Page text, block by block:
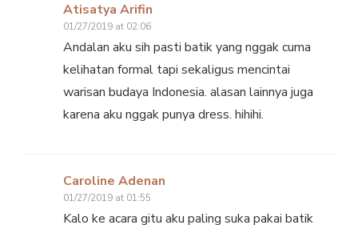
Atisatya Arifin
01/27/2019 at 02:06
Andalan aku sih pasti batik yang nggak cuma
kelihatan formal tapi sekaligus mencintai
warisan budaya Indonesia. alasan lainnya juga
karena aku nggak punya dress. hihihi.
Caroline Adenan
01/27/2019 at 01:55
Kalo ke acara gitu aku paling suka pakai batik